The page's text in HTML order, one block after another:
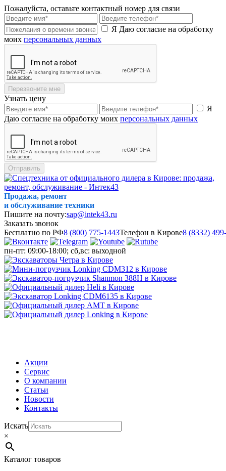
Пожалуйста, оставьте контактный номер для связи
Я Даю согласие на обработку
моих персональных данных
Перезвоните мне
Узнать цену
Я
Даю согласие на обработку моих персональных данных
Отправить
Продажа, ремонт
и обслуживание техники
Пишите на почту:sap@intek43.ru
Заказать звонок
Бесплатно по РФ8 (800) 775-1443Телефон в Кирове8 (8332)
пн-пт: 09:00-18:00; сб,вс: выходной
Акции
Сервис
О компании
Статьи
Новости
Контакты
Искать
×
Каталог товаров